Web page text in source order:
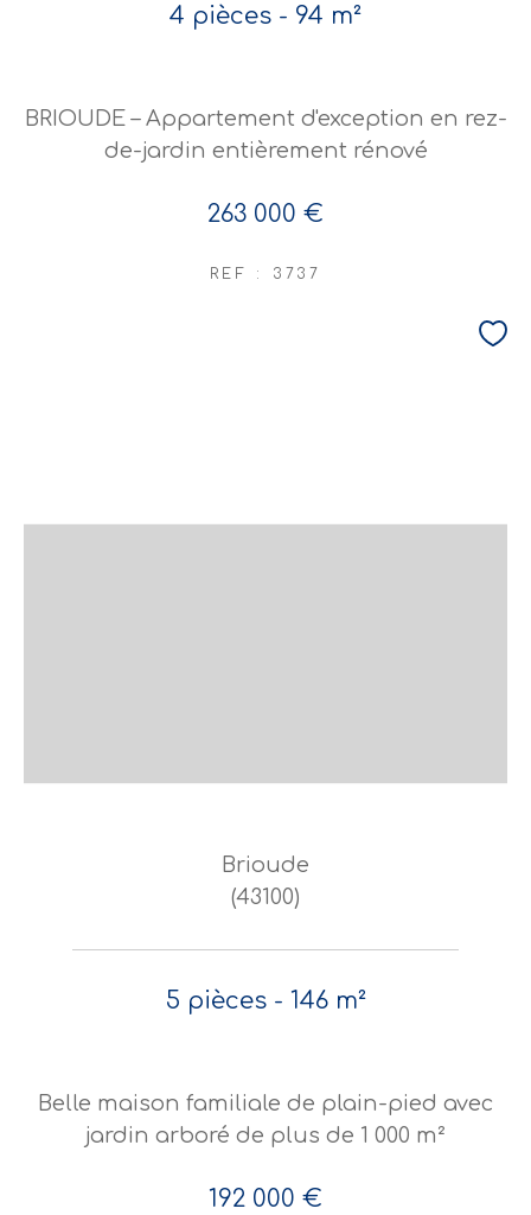
4 pièces - 94 m²
BRIOUDE – Appartement d'exception en rez-
de-jardin entièrement rénové
263 000 €
REF : 3737
Brioude
(43100)
5 pièces - 146 m²
Belle maison familiale de plain-pied avec
jardin arboré de plus de 1 000 m²
192 000 €